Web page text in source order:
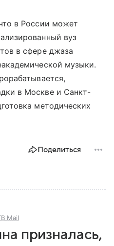
в России может
вуз
в сфере джаза
музыки.
в Москве и Санкт-
методических
Поделиться
Mail
призналась,